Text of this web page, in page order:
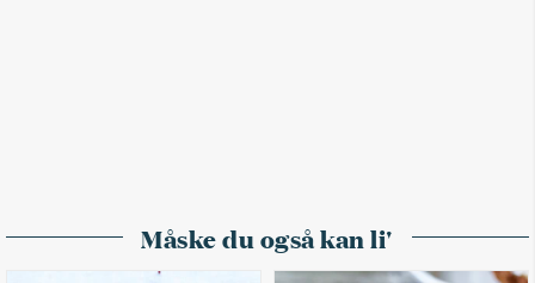
Måske du også kan li'